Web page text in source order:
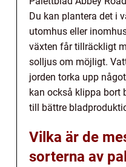
Du kan plantera det i
utomhus eller
växten får tillräckligt
solljus om möjligt.
jorden torka upp
kan också klippa bort
till bättre
Vilka är de
sorterna av